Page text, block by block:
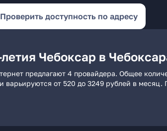
Проверить доступность по адресу
Чебоксар в
предлагают 4 провайдера. Общее
от 520 до 3249 рублей в